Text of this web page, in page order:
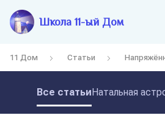
Школа 11-ый Дом
11 Дом Статьи
Все статьиНатальная